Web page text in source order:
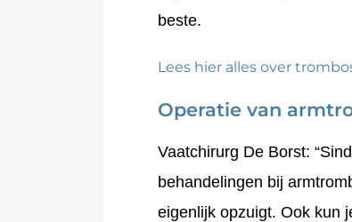
beste.
Lees hier alles over
Operatie van
Vaatchirurg De Borst:
behandelingen bij
eigenlijk opzuigt. Ook kun